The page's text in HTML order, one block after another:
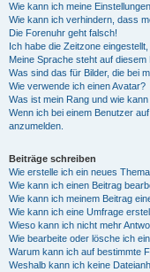
Wie kann ich meine
Wie kann ich verhindern, dass
Die Forenuhr geht falsch!
Ich habe die Zeitzone
Meine Sprache steht auf
Was sind das für Bilder, die bei
Wie verwende ich einen Avatar?
Was ist mein Rang und wie
Wenn ich bei einem Benutzer
anzumelden.
Beiträge schreiben
Wie erstelle ich ein neues
Wie kann ich einen Beitrag
Wie kann ich meinem Beitrag
Wie kann ich eine Umfrage
Wieso kann ich nicht mehr
Wie bearbeite oder lösche ich
Warum kann ich auf bestimmte
Weshalb kann ich keine